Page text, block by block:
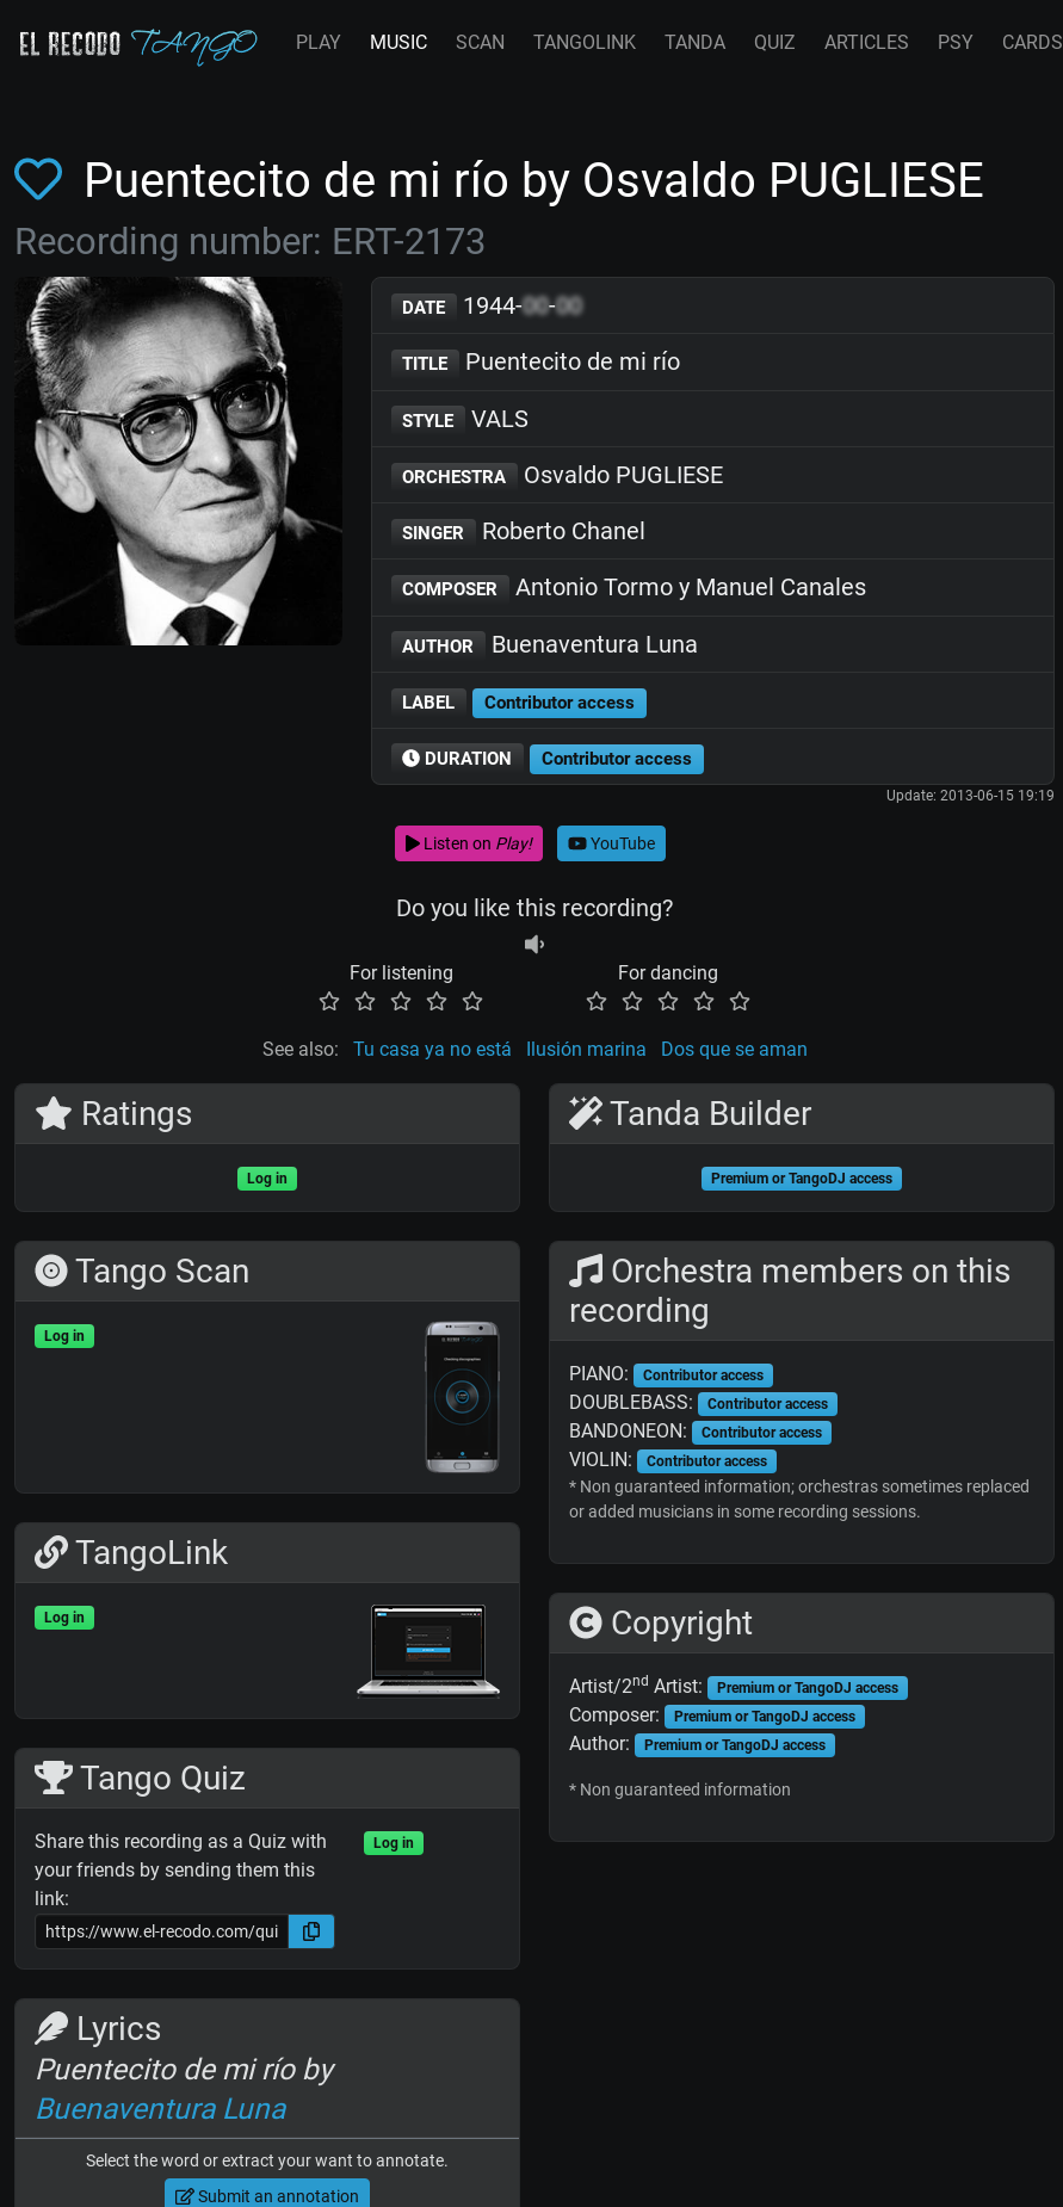
PLAY MUSIC SCAN TANGOLINK TANDA QUIZ ARTICLES PSY CARDS
Puentecito de mi río by Osvaldo PUGLIESE
Recording number: ERT-2173
DATE 1944-00-00
TITLE Puentecito de mi río
STYLE VALS
ORCHESTRA Osvaldo PUGLIESE
SINGER Roberto Chanel
COMPOSER Antonio Tormo y Manuel Canales
AUTHOR Buenaventura Luna
LABEL Contributor access
DURATION Contributor access
Update: 2013-06-15 19:19
Listen on Play! YouTube
Do you like this recording?
For listening For dancing
See also: Tu casa ya no está Ilusión marina Dos que se aman
Ratings
Log in
Tango Scan
Log in
TangoLink
Log in
Tango Quiz
Share this recording as a Quiz with
your friends by sending them this
link:
Log in
Lyrics
Puentecito de mi río by
Buenaventura Luna
Select the word or extract your want to annotate.
Submit an annotation
Tanda Builder
Premium or TangoDJ access
Orchestra members on this
recording
PIANO: Contributor access
DOUBLEBASS: Contributor access
BANDONEON: Contributor access
VIOLIN: Contributor access
* Non guaranteed information; orchestras sometimes replaced
or added musicians in some recording sessions.
Copyright
Artist/2nd Artist: Premium or TangoDJ access
Composer: Premium or TangoDJ access
Author: Premium or TangoDJ access
* Non guaranteed information